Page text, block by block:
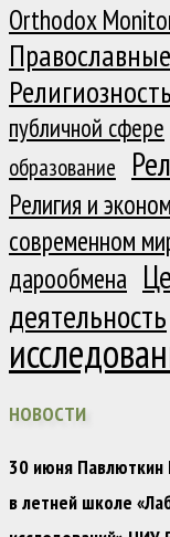
Orthodox
публичной сфере
образование
Религия и
современном
дарообмена
деятельность
НОВОСТИ
30 июня Павлюткин
в летней школе